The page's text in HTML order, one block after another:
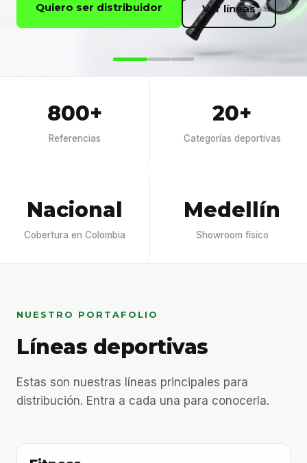
Quiero ser distribuidor Ver líneas
800+
Referencias
20+
Categorías deportivas
Nacional
Cobertura en Colombia
Medellín
Showroom físico
NUESTRO PORTAFOLIO
Líneas deportivas
Estas son nuestras líneas principales para
distribución. Entra a cada una para conocerla.